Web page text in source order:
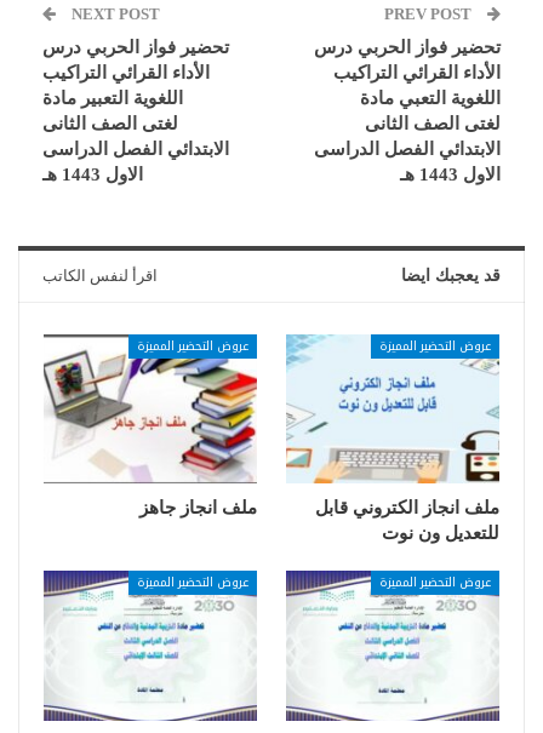
تحضير فواز الحربي درس
الأداء القرائي التراكيب
اللغوية التعبي مادة
لغتى الصف الثانى
الابتدائي الفصل الدراسى
الاول 1443 هـ
NEXT POST
تحضير فواز الحربي درس
الأداء القرائي التراكيب
اللغوية التعبير مادة
لغتى الصف الثانى
الابتدائي الفصل الدراسى
الاول 1443 هـ
قد يعجبك ايضا اقرأ لنفس الكاتب
عروض التحضير المميزة
ملف انجاز الكتروني قابل
للتعديل ون نوت
عروض التحضير المميزة
ملف انجاز جاهز
عروض التحضير المميزة عروض التحضير المميزة